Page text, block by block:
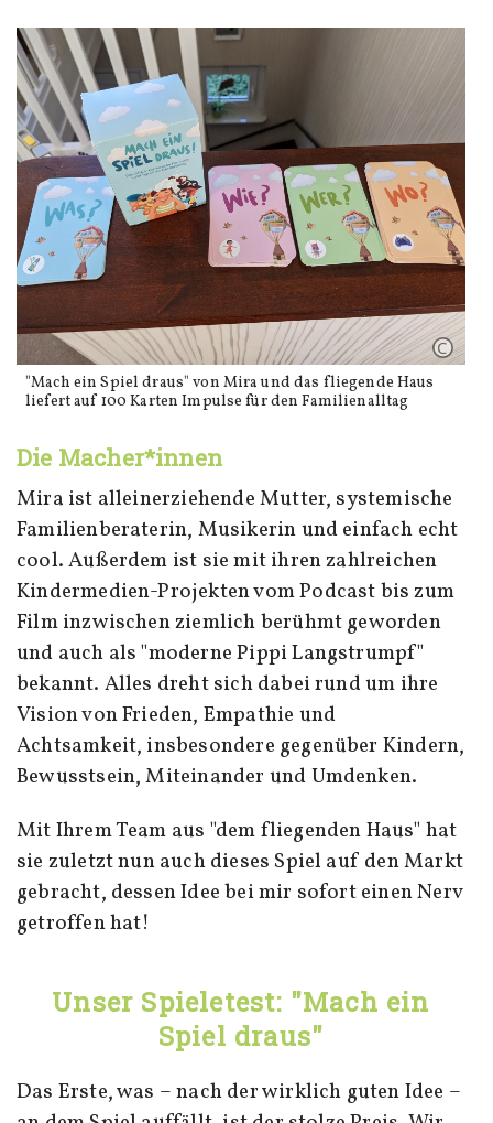
"Mach ein Spiel draus" von Mira und das fliegende Haus
liefert auf 100 Karten Impulse für den Familienalltag
Die Macher*innen
Mira ist alleinerziehende Mutter, systemische
Familienberaterin, Musikerin und einfach echt
cool. Außerdem ist sie mit ihren zahlreichen
Kindermedien-Projekten vom Podcast bis zum
Film inzwischen ziemlich berühmt geworden
und auch als "moderne Pippi Langstrumpf"
bekannt. Alles dreht sich dabei rund um ihre
Vision von Frieden, Empathie und
Achtsamkeit, insbesondere gegenüber Kindern,
Bewusstsein, Miteinander und Umdenken.
Mit Ihrem Team aus "dem fliegenden Haus" hat
sie zuletzt nun auch dieses Spiel auf den Markt
gebracht, dessen Idee bei mir sofort einen Nerv
getroffen hat!
Unser Spieletest: "Mach ein
Spiel draus"
Das Erste, was – nach der wirklich guten Idee –